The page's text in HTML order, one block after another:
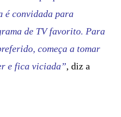
é convidada para
de TV favorito. Para
começa a tomar
e fica viciada”, diz a